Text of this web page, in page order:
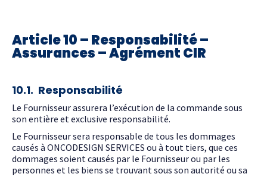
Article 10 – Responsabilité –
Assurances – Agrément CIR
10.1. Responsabilité
Le Fournisseur assurera l’exécution de la commande sous
son entière et exclusive responsabilité.
Le Fournisseur sera responsable de tous les dommages
causés à ONCODESIGN SERVICES ou à tout tiers, que ces
dommages soient causés par le Fournisseur ou par les
personnes et les biens se trouvant sous son autorité ou sa